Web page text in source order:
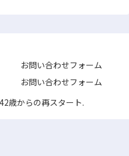
お問い合わせフォーム
お問い合わせフォーム
歳からの再スタート.